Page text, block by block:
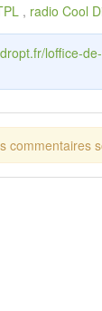
, radio Cool
loffice-
commentaires